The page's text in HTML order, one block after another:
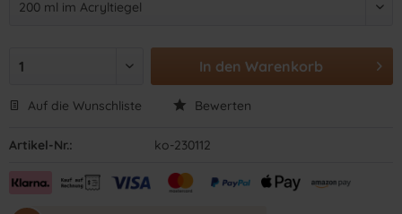
In den Warenkorb
Auf die Wunschliste Bewerten
Artikel-Nr.: ko-230112